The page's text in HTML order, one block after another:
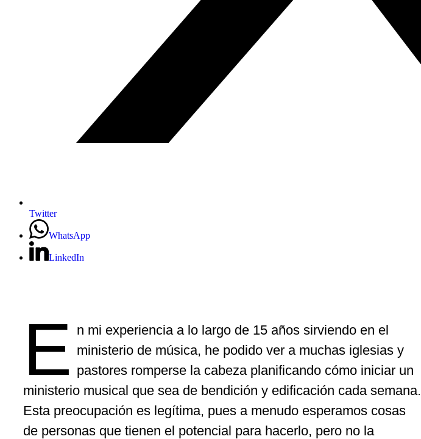
Twitter
WhatsApp
LinkedIn
E n mi experiencia a lo largo de 15 años sirviendo en el
ministerio de música, he podido ver a muchas iglesias y
pastores romperse la cabeza planificando cómo iniciar un
ministerio musical que sea de bendición y edificación cada semana.
Esta preocupación es legítima, pues a menudo esperamos cosas
de personas que tienen el potencial para hacerlo, pero no la